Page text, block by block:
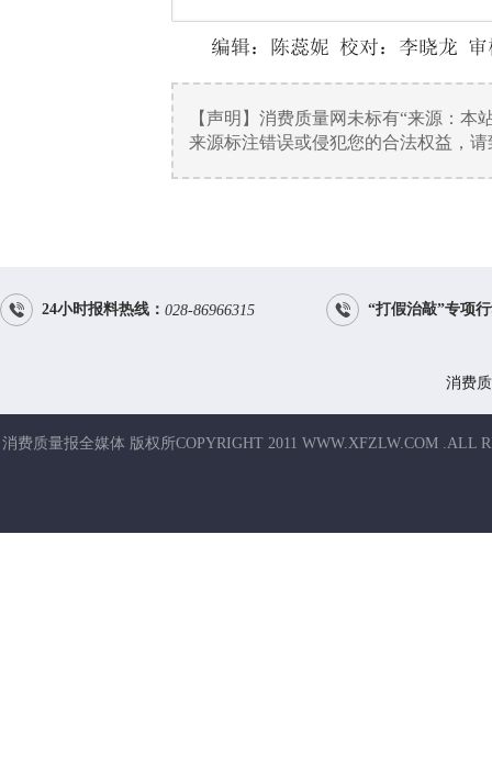
编辑：陈蕊妮 校对：李晓龙 审
【声明】消费质量网未标有“来源：
来源标注错误或侵犯您的合法权益，
 24小时报料热线： 028-86966315  “打假治敲”专项
消费
消费质量报全媒体 版权所COPYRIGHT 2011 WWW.XFZLW.COM .ALL